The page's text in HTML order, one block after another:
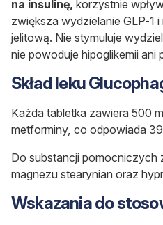
na insulinę, korzystnie
zwiększa wydzielanie GLP-1
jelitową. Nie stymuluje
nie powoduje hipoglikemii ani
Skład leku
Każda tabletka zawiera 500
metforminy, co odpowiada
Do substancji pomocniczych
magnezu stearynian oraz
Wskazania do